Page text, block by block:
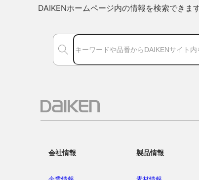
DAIKENホームページ内の情報を検索できま
会社情報 製品情報